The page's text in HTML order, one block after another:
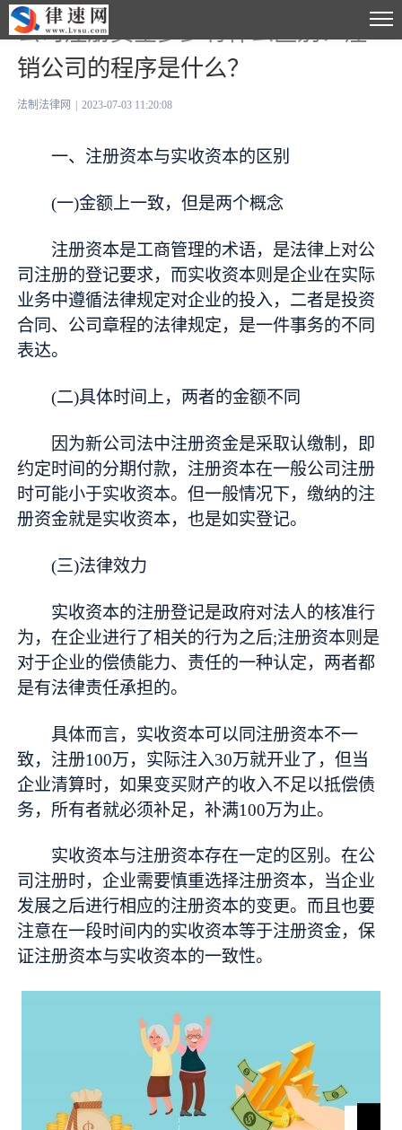
公司注册资金多少有什么区别？注
销公司的程序是什么？
法制法律网 2023-07-03 11:20:08
一、注册资本与实收资本的区别
(一)金额上一致，但是两个概念
注册资本是工商管理的术语，是法律上对公
司注册的登记要求，而实收资本则是企业在实际
业务中遵循法律规定对企业的投入，二者是投资
合同、公司章程的法律规定，是一件事务的不同
表达。
(二)具体时间上，两者的金额不同
因为新公司法中注册资金是采取认缴制，即
约定时间的分期付款，注册资本在一般公司注册
时可能小于实收资本。但一般情况下，缴纳的注
册资金就是实收资本，也是如实登记。
(三)法律效力
实收资本的注册登记是政府对法人的核准行
为，在企业进行了相关的行为之后;注册资本则是
对于企业的偿债能力、责任的一种认定，两者都
是有法律责任承担的。
具体而言，实收资本可以同注册资本不一
致，注册100万，实际注入30万就开业了，但当
企业清算时，如果变买财产的收入不足以抵偿债
务，所有者就必须补足，补满100万为止。
实收资本与注册资本存在一定的区别。在公
司注册时，企业需要慎重选择注册资本，当企业
发展之后进行相应的注册资本的变更。而且也要
注意在一段时间内的实收资本等于注册资金，保
证注册资本与实收资本的一致性。